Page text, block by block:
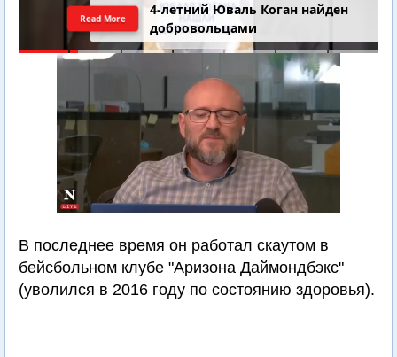
4-летний Юваль Коган найден
добровольцами
Read More
В последнее время он работал скаутом в
бейсбольном клубе "Аризона Даймондбэкс"
(уволился в 2016 году по состоянию здоровья).